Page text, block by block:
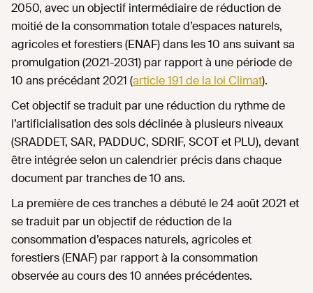
2050, avec un objectif intermédiaire de réduction de
moitié de la consommation totale d’espaces naturels,
agricoles et forestiers (ENAF) dans les 10 ans suivant sa
promulgation (2021-2031) par rapport à une période de
10 ans précédant 2021 (article 191 de la loi Climat).
Cet objectif se traduit par une réduction du rythme de
l’artificialisation des sols déclinée à plusieurs niveaux
(SRADDET, SAR, PADDUC, SDRIF, SCOT et PLU), devant
être intégrée selon un calendrier précis dans chaque
document par tranches de 10 ans.
La première de ces tranches a débuté le 24 août 2021 et
se traduit par un objectif de réduction de la
consommation d’espaces naturels, agricoles et
forestiers (ENAF) par rapport à la consommation
observée au cours des 10 années précédentes.